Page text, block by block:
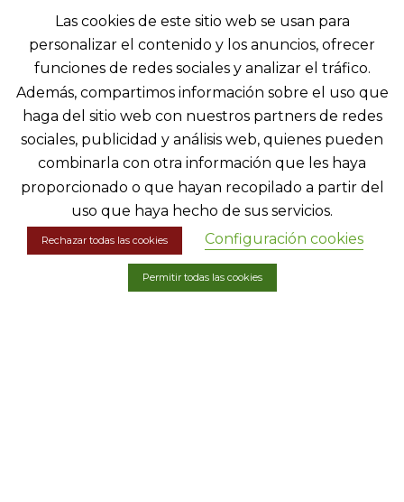
Distillery
Contact
LEGAL INFORMATION
Legal Notice
Las cookies de este sitio web se usan para
personalizar el contenido y los anuncios, ofrecer
funciones de redes sociales y analizar el tráfico.
Además, compartimos información sobre el uso que
haga del sitio web con nuestros partners de redes
sociales, publicidad y análisis web, quienes pueden
combinarla con otra información que les haya
proporcionado o que hayan recopilado a partir del
uso que haya hecho de sus servicios.
Rechazar todas las cookies Configuración cookies
Permitir todas las cookies